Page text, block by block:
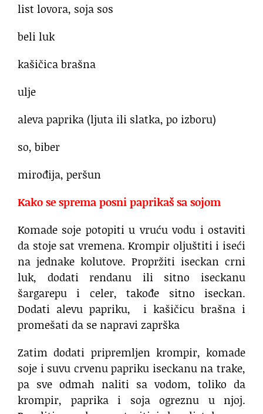
list lovora, soja sos
beli luk
kašičica brašna
ulje
aleva paprika (ljuta ili slatka, po izboru)
so, biber
mirođija, peršun
Kako se sprema posni paprikaš sa sojom
Komade soje potopiti u vruću vodu i ostaviti
da stoje sat vremena. Krompir oljuštiti i iseći
na jednake kolutove. Propržiti iseckan crni
luk, dodati rendanu ili sitno iseckanu
šargarepu i celer, takođe sitno iseckan.
Dodati alevu papriku, i kašičicu brašna i
promešati da se napravi zaprška
Zatim dodati pripremljen krompir, komade
soje i suvu crvenu papriku iseckanu na trake,
pa sve odmah naliti sa vodom, toliko da
krompir, paprika i soja ogreznu u njoj.